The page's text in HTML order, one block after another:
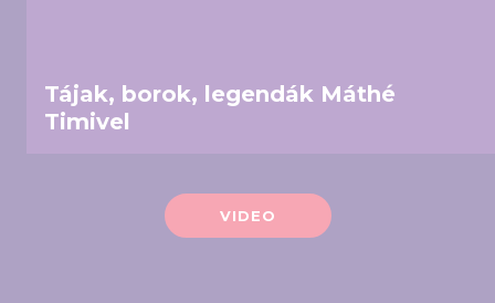
of their services.
Tájak, borok, legendák Máthé
Timivel
VIDEO